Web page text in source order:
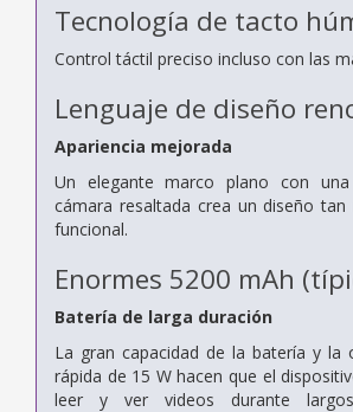
Tecnología de tacto
Control táctil preciso incluso con las
Lenguaje de diseño
Apariencia mejorada
Un elegante marco plano con
cámara resaltada crea un diseño
funcional.
Enormes 5200 mAh
Batería de larga duración
La gran capacidad de la batería y la
rápida de 15 W hacen que el
leer y ver videos durante